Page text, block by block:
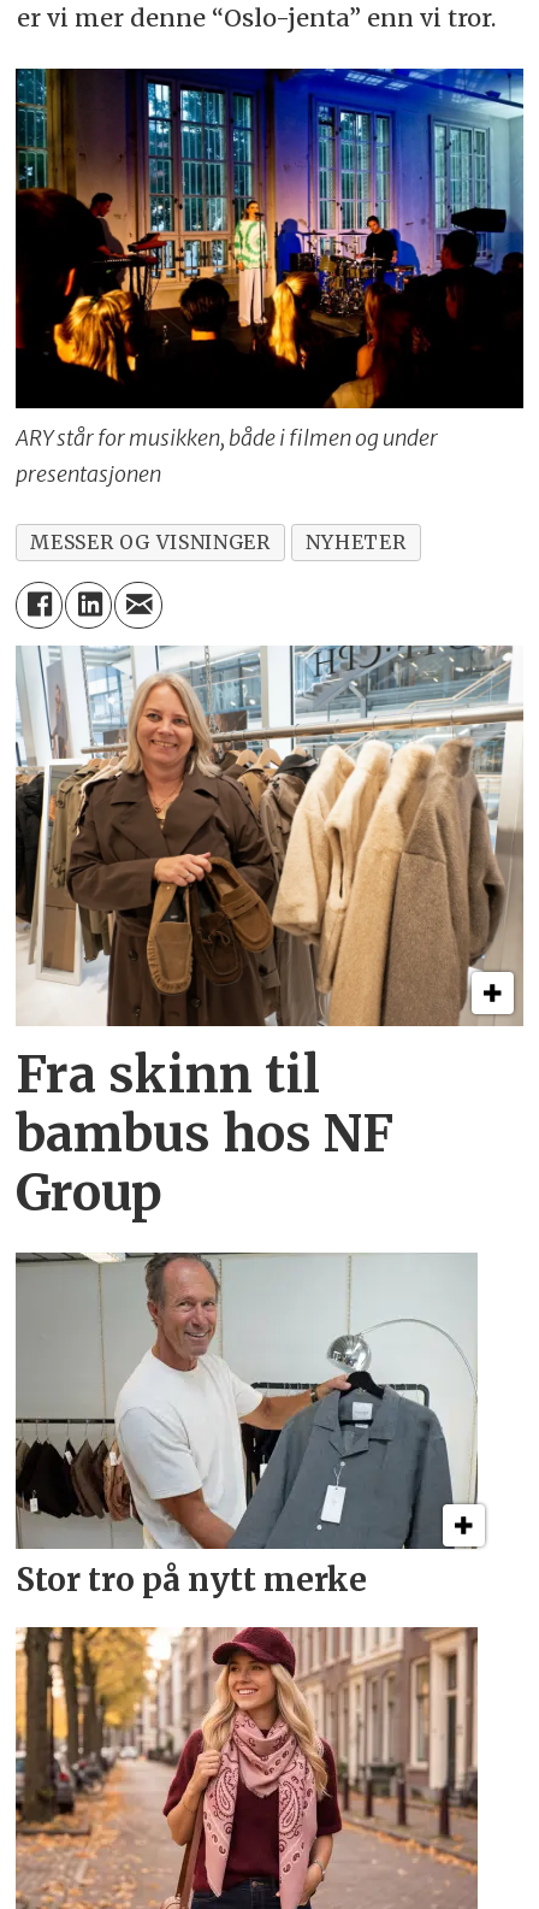
er vi mer denne “Oslo-jenta” enn vi tror.
ARY står for musikken, både i filmen og under
presentasjonen
MESSER OG VISNINGER NYHETER
Fra skinn til
bambus hos NF
Group
Stor tro på nytt merke